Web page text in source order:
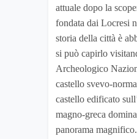
attuale dopo la
fondata dai Locresi
storia della città è
si può capirlo
Archeologico
castello svevo-
castello edificato
magno-greca
panorama